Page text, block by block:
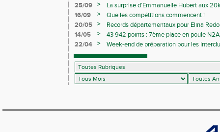
25/09
>
La surprise d’Emmanuelle Hubert aux
16/09
>
Que les compétitions commencent !
20/05
>
Records départementaux pour Elina
14/05
>
43 942 points : 7ème place en poule
22/04
>
Week-end de préparation pour les